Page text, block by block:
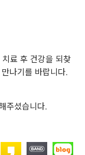
료 후 건강을 되찾
나기를 바랍니다.
주셨습니다.